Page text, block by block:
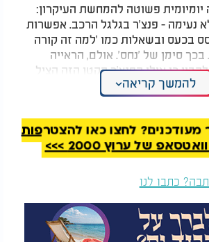
יומיומית פשוטה להמחשת העיקרון:
נעימה - פנצ'ר בגלגל הרכב. אפשרות
בכעס ובשאלות כמו 'למה זה קורה
בכך סימן של 'נחס'. אולם, הראייה
כי אולי הפנצ'ר הקטן הזה הציל
חמור ואמיתי יותר, שהיה עלול לקרות
של דבר, הוא הדגיש, פנצ'ר זה
וממשיכים הלאה בחיים כרגיל. שום
הזה אינו סתם או מקרי.
שאירועים כאלה יכולים להיות
אך קובי דחה את האפשרות הזו
כי זו שאלה של אמונה יוקדת, וכי
ישירות מאיתו יתברך והכל מכוון
להמשך קריאה
מעודכנים? לחצו כאן להצטרפות
של ערוץ 2000 >>>
כתבו לנו